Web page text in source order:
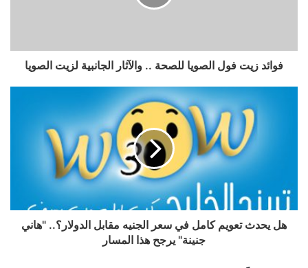
فوائد زيت فول الصويا للصحة .. والآثار الجانبية لزيت الصويا
هل يحدث تعويم كامل في سعر الجنيه مقابل الدولار؟.. "هاني
جنينة" يرجح هذا المسار